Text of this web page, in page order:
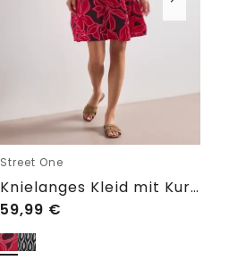
Street One
Knielanges Kleid mit Kurzarm und Print
59,99 €